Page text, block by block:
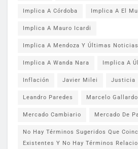
Implica A Córdoba Implica A El
Implica A Mauro Icardi
Implica A Mendoza Y Últimas Noticias
Implica A Wanda Nara Implica A
Inflación Javier Milei Justicia
Leandro Paredes Marcelo Gallardo
Mercado Cambiario Mercado De
No Hay Términos Sugeridos Que
Existentes Y No Hay Términos